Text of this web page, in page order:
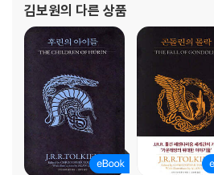
국어에서 어법상 뚜렷한 대조를 보
김보원의 다른 상품